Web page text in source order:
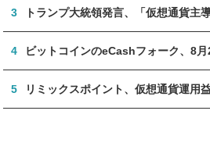
3 トランプ大統領発言、「仮想通貨主
4 ビットコインのeCashフォーク、8
5 リミックスポイント、仮想通貨運用